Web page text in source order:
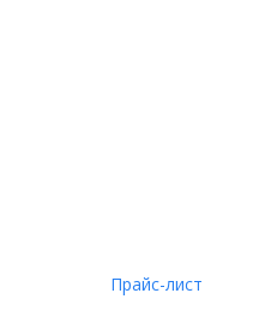
Прайс-лист